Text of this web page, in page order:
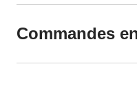
Commandes